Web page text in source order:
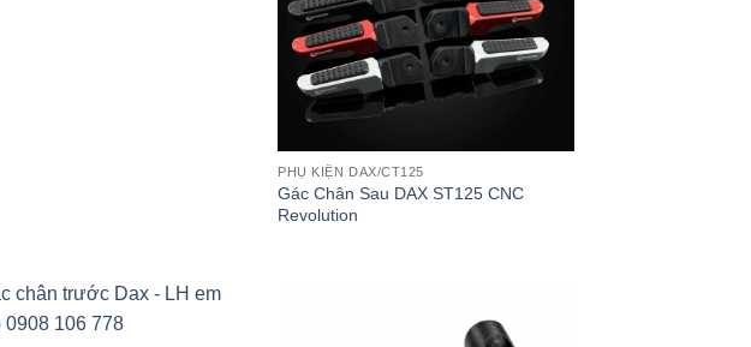
PHỤ KIỆN DAX/CT125
Gác Chân Sau DAX ST125 CNC
Revolution